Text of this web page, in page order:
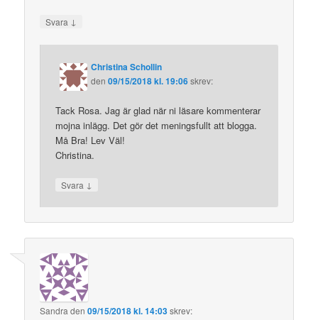
Svara ↓
Christina Schollin
den09/15/2018 kl. 19:06skrev:
Tack Rosa. Jag är glad när ni läsare kommenterar
mojna inlägg. Det gör det meningsfullt att blogga.
Må Bra! Lev Väl!
Christina.
Svara ↓
Sandra den09/15/2018 kl. 14:03skrev: